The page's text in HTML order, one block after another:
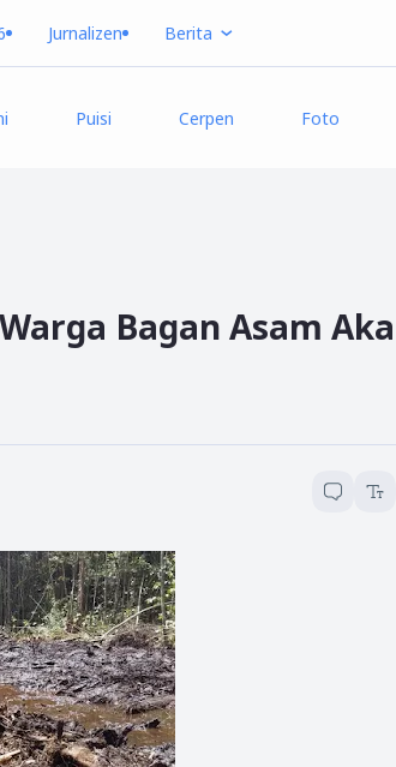
Jurnalizen Berita
Puisi Cerpen Foto
Bagan Asam